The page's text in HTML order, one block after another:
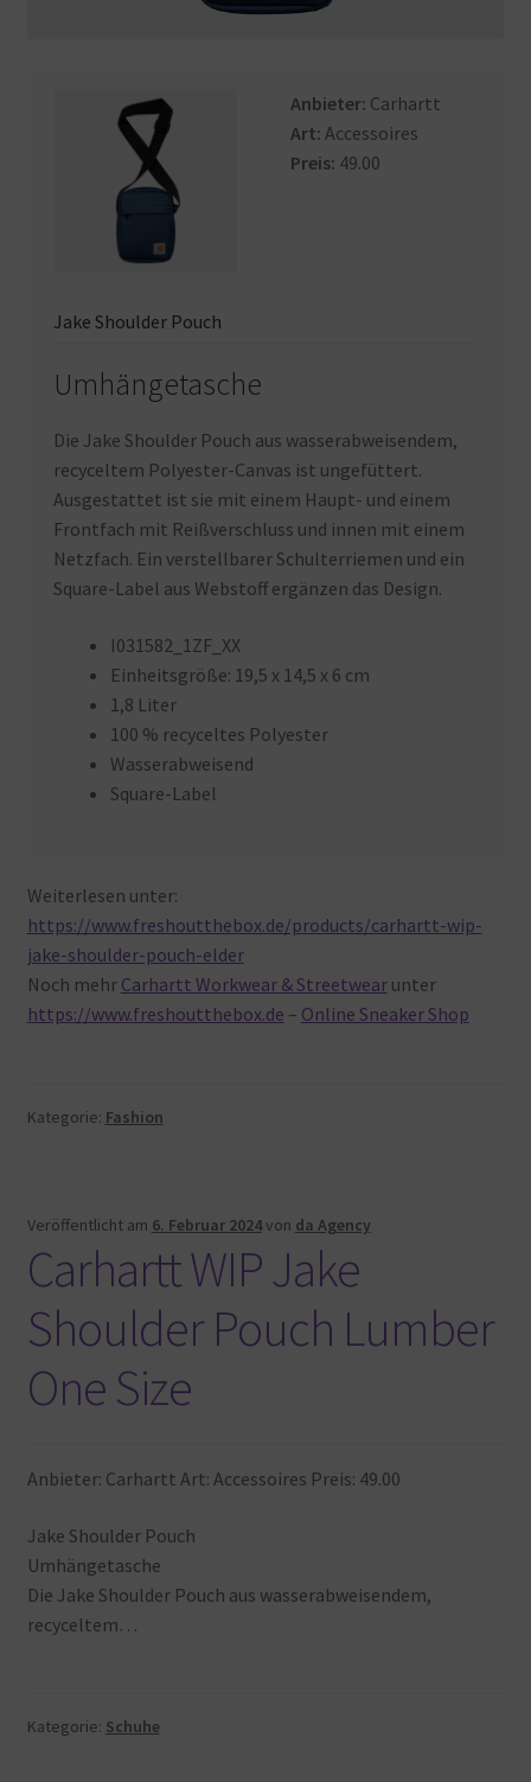
Anbieter: Carhartt
Art: Accessoires
Preis: 49.00
Jake Shoulder Pouch
Umhängetasche
Die Jake Shoulder Pouch aus wasserabweisendem,
recyceltem Polyester-Canvas ist ungefüttert.
Ausgestattet ist sie mit einem Haupt- und einem
Frontfach mit Reißverschluss und innen mit einem
Netzfach. Ein verstellbarer Schulterriemen und ein
Square-Label aus Webstoff ergänzen das Design.
I031582_1ZF_XX
Einheitsgröße: 19,5 x 14,5 x 6 cm
1,8 Liter
100 % recyceltes Polyester
Wasserabweisend
Square-Label
Weiterlesen unter:
https://www.freshoutthebox.de/products/carhartt-wip-
jake-shoulder-pouch-elder
Noch mehr Carhartt Workwear & Streetwearunter
https://www.freshoutthebox.de – Online Sneaker Shop
Kategorie: Fashion
Veröffentlicht am 6. Februar 2024von da Agency
Carhartt WIP Jake
Shoulder Pouch Lumber
One Size
Anbieter: Carhartt Art: Accessoires Preis: 49.00
Jake Shoulder Pouch
Umhängetasche
Die Jake Shoulder Pouch aus wasserabweisendem,
recyceltem…
Kategorie: Schuhe